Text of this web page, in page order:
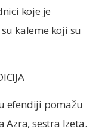
koje je
kaleme koji su
efendiji pomažu
Azra, sestra Izeta.